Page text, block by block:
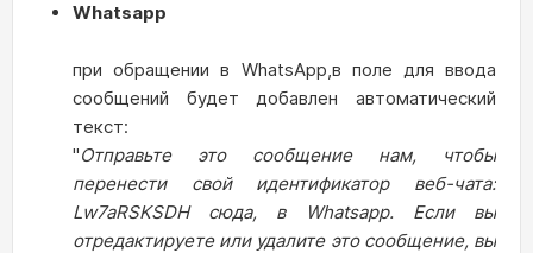
Whatsapp
при обращении в WhatsApp,в поле для ввода
сообщений будет добавлен автоматический
текст:
"Отправьте это сообщение нам, чтобы
перенести свой идентификатор веб-чата:
Lw7aRSKSDH сюда, в Whatsapp. Если вы
отредактируете или удалите это сообщение, вы